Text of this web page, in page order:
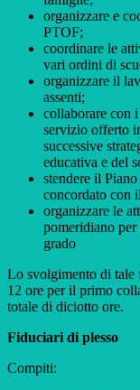
organizzare e
PTOF;
coordinare le
vari ordini di
organizzare il
assenti;
collaborare con
servizio offerto
successive
educativa e del
stendere il
concordato con
organizzare le
pomeridiano
grado
Lo svolgimento di tale
12 ore per il primo
totale di diciotto ore.
Fiduciari di plesso
Compiti: